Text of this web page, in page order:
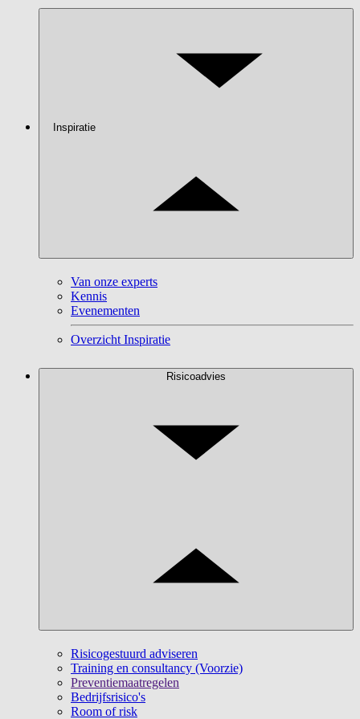
Inspiratie
Van onze experts
Kennis
Evenementen
Overzicht Inspiratie
Risicoadvies
Risicogestuurd adviseren
Training en consultancy (Voorzie)
Preventiemaatregelen
Bedrijfsrisico's
Room of risk